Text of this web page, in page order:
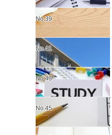
No.39
No.41
No.43
No.45